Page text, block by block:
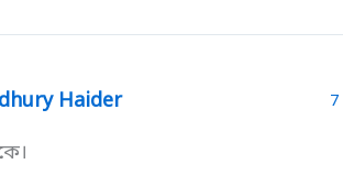
Haider